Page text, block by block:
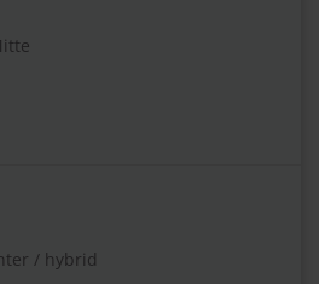
/ hybrid